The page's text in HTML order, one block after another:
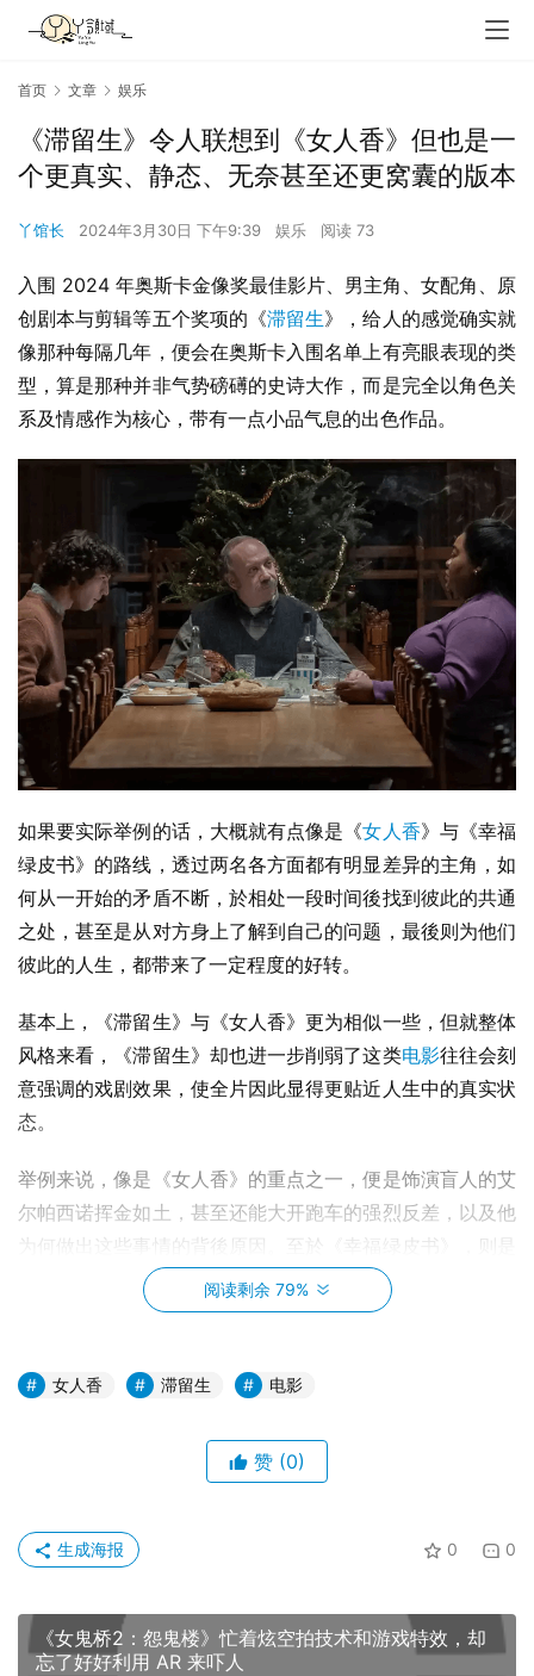
首页 文章 娱乐
《滞留生》令人联想到《女人香》但也是一
个更真实、静态、无奈甚至还更窝囊的版本
丫馆长 2024年3月30日 下午9:39 娱乐 阅读 73
入围 2024 年奥斯卡金像奖最佳影片、男主角、女配角、原
创剧本与剪辑等五个奖项的《滞留生》，给人的感觉确实就
像那种每隔几年，便会在奥斯卡入围名单上有亮眼表现的类
型，算是那种并非气势磅礡的史诗大作，而是完全以角色关
系及情感作为核心，带有一点小品气息的出色作品。
如果要实际举例的话，大概就有点像是《女人香》与《幸福
绿皮书》的路线，透过两名各方面都有明显差异的主角，如
何从一开始的矛盾不断，於相处一段时间後找到彼此的共通
之处，甚至是从对方身上了解到自己的问题，最後则为他们
彼此的人生，都带来了一定程度的好转。
基本上，《滞留生》与《女人香》更为相似一些，但就整体
风格来看，《滞留生》却也进一步削弱了这类电影往往会刻
意强调的戏剧效果，使全片因此显得更贴近人生中的真实状
态。
举例来说，像是《女人香》的重点之一，便是饰演盲人的艾
尔帕西诺挥金如土，甚至还能大开跑车的强烈反差，以及他
为何做出这些事情的背後原因。至於《幸福绿皮书》，则是
扭转观众对 1960 年代的种族印象，让两名主角除了彼此间
的不同以外，同时也得共同面对他人眼中的既有观点。
从这个角度来看，《滞留生》则并未刻意安排那种强烈的戏
阅读剩余 79%
女人香 滞留生 电影
赞 (0)
0 0
生成海报
《女鬼桥2：怨鬼楼》忙着炫空拍技术和游戏特效，却
忘了好好利用 AR 来吓人